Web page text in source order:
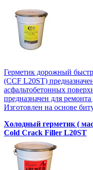
Герметик дорожный
(CCF L20SТ)
асфальтобетонных
предназначен для
Изготовлен на основе
Холодный герметик (
Cold Crack Filler L20SТ